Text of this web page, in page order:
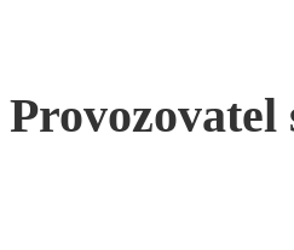
Provozovatel